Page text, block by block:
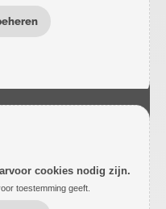
cookies nodig zijn.
toestemming geeft.